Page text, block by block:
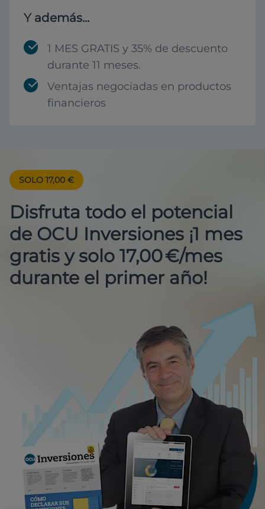
Y además...
1 MES GRATIS y 35% de descuento
durante 11 meses.
Ventajas negociadas en productos
financieros
SOLO 17,00 €
Disfruta todo el potencial
de OCU Inversiones ¡1 mes
gratis y solo 17,00 €/mes
durante el primer año!